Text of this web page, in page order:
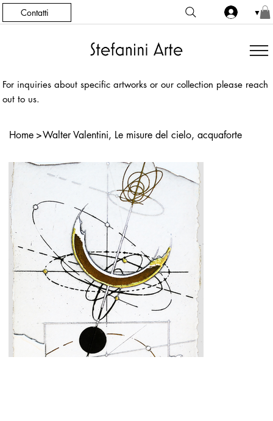
Contatti ▼
For inquiries about specific artworks or our collection please reach
out to us.
Home >Walter Valentini, Le misure del cielo, acquaforte